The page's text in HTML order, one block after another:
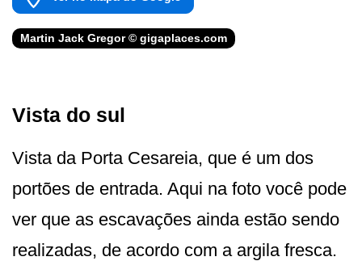
Martin Jack Gregor © gigaplaces.com
Vista do sul
Vista da Porta Cesareia, que é um dos
portões de entrada. Aqui na foto você pode
ver que as escavações ainda estão sendo
realizadas, de acordo com a argila fresca.